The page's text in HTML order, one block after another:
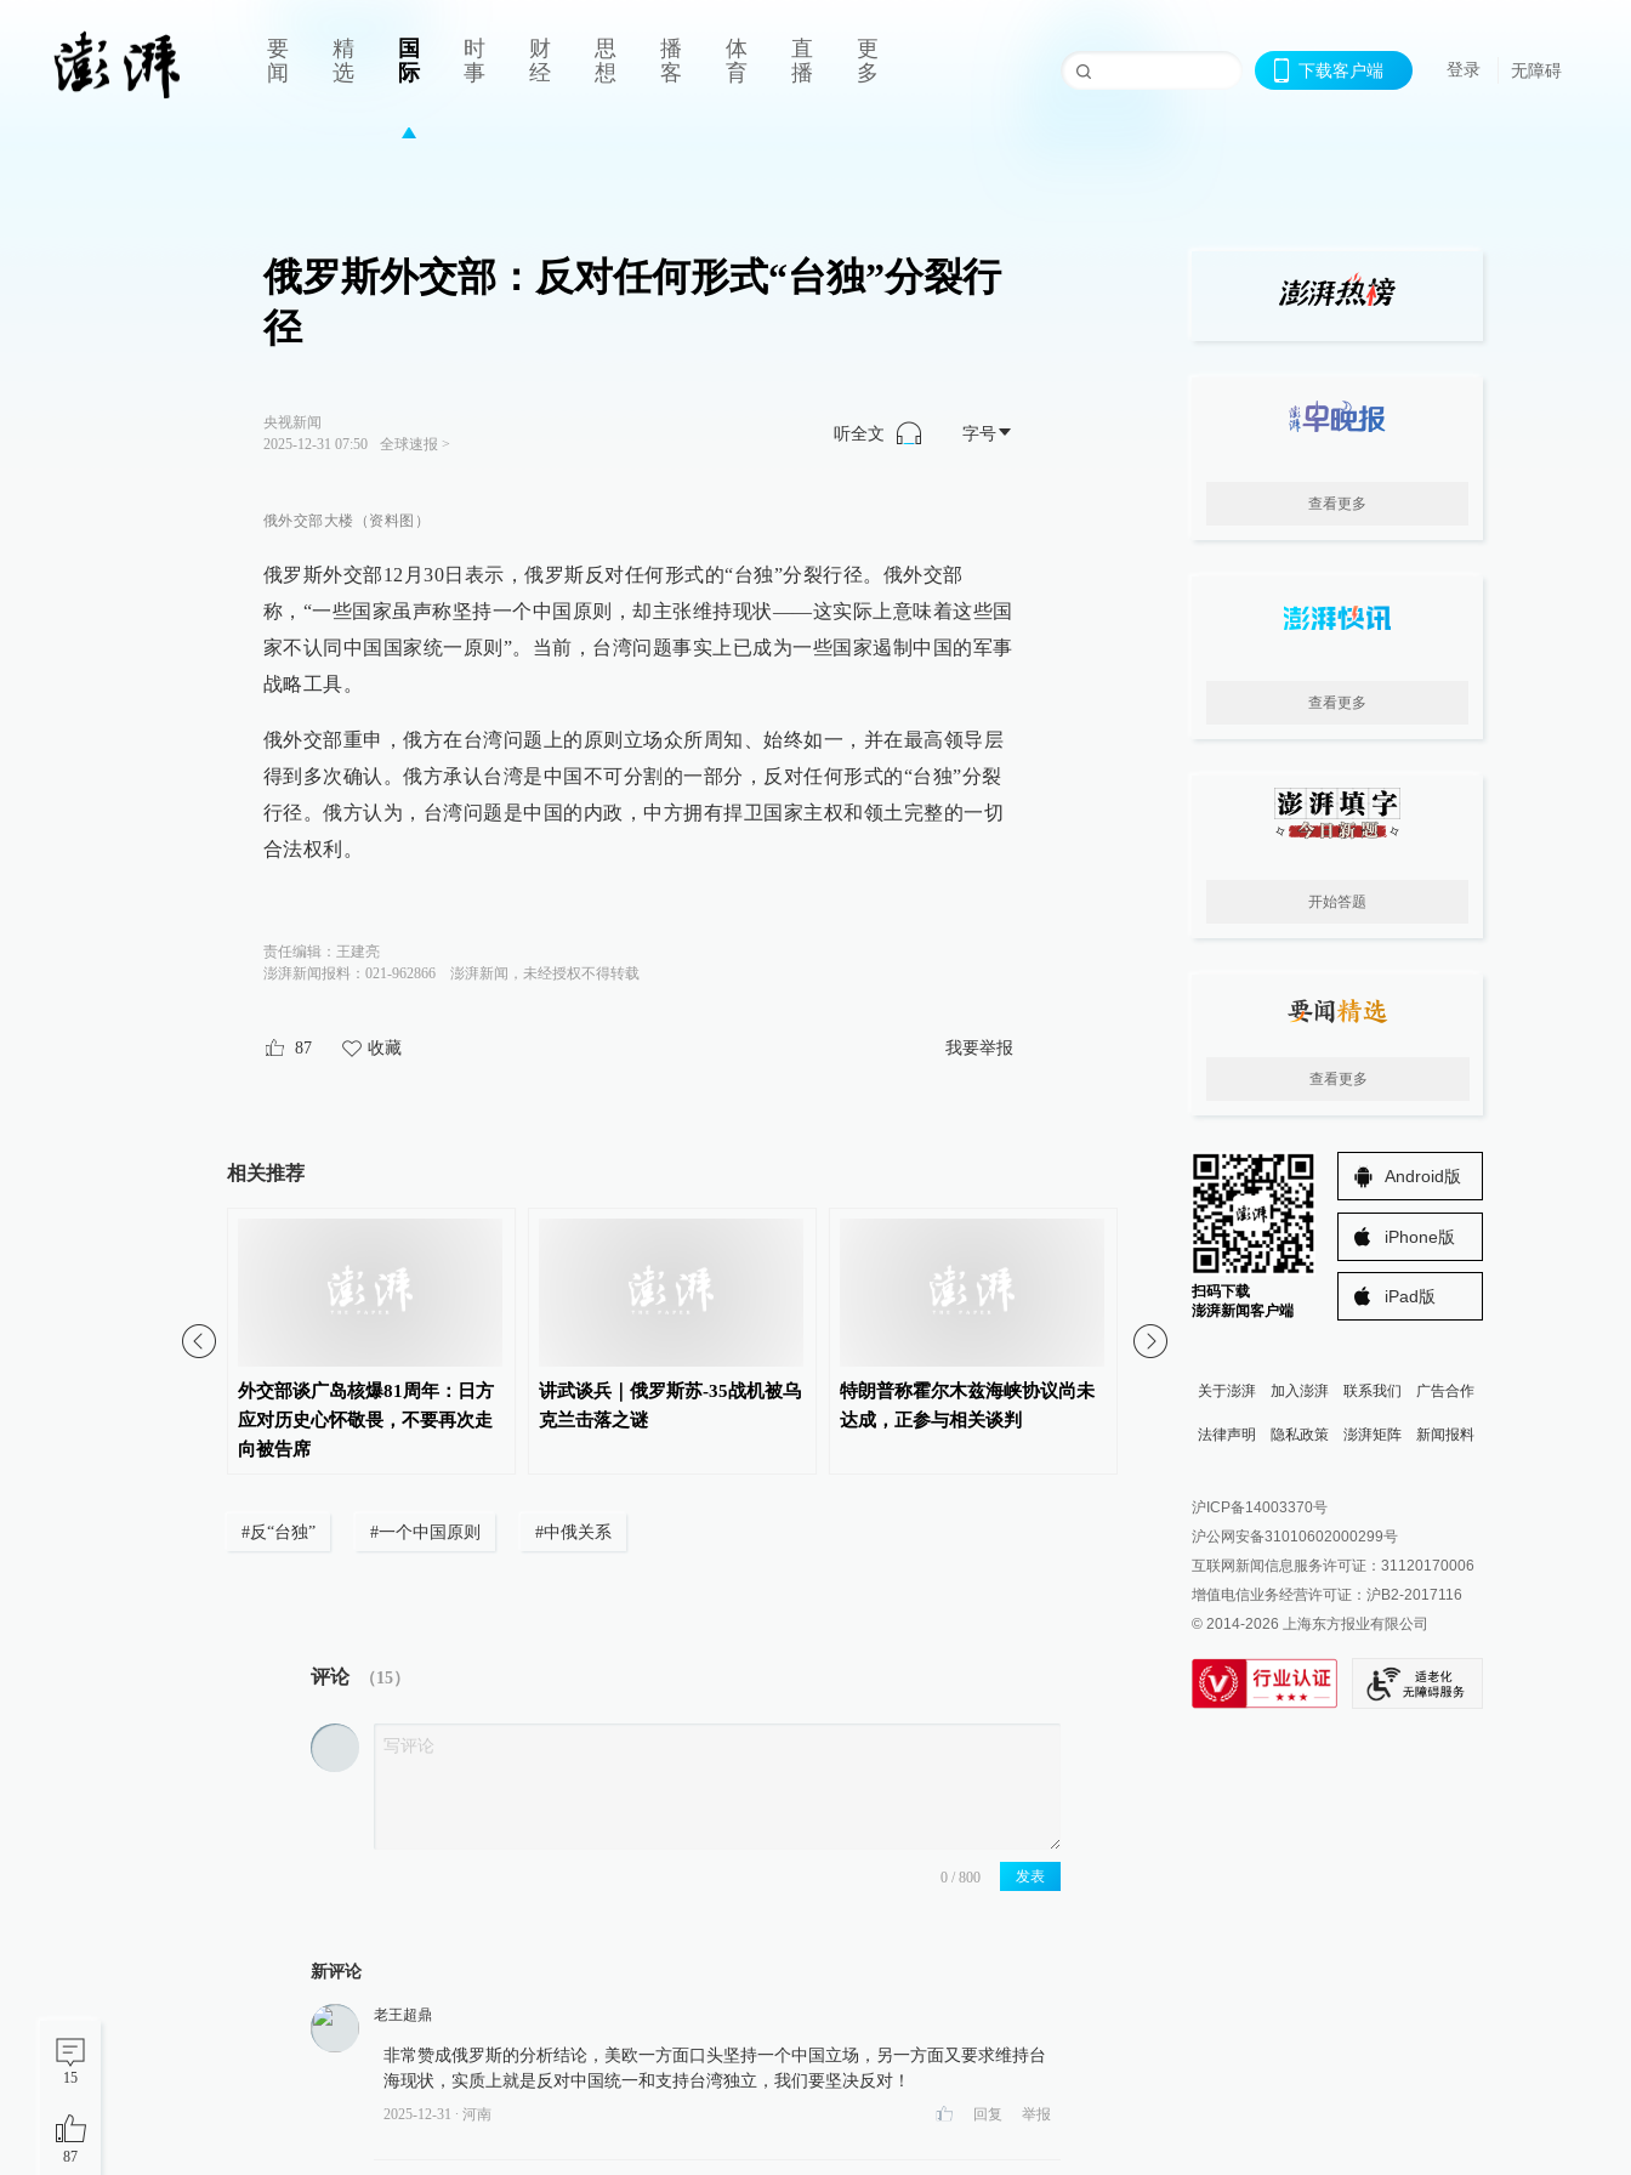
要
闻
精
选
国
际
时
事
财
经
思
想
播
客
体
育
直
播
更
多
下载客户端 登录 无障碍
15
87
俄罗斯外交部：反对任何形式“台独”分裂行
径
央视新闻
2025-12-31 07:50
全球速报 >
听全文 字号
俄外交部大楼（资料图）
俄罗斯外交部12月30日表示，俄罗斯反对任何形式的“台独”分裂行径。俄外交部
称，“一些国家虽声称坚持一个中国原则，却主张维持现状——这实际上意味着这些国
家不认同中国国家统一原则”。当前，台湾问题事实上已成为一些国家遏制中国的军事
战略工具。
俄外交部重申，俄方在台湾问题上的原则立场众所周知、始终如一，并在最高领导层
得到多次确认。俄方承认台湾是中国不可分割的一部分，反对任何形式的“台独”分裂
行径。俄方认为，台湾问题是中国的内政，中方拥有捍卫国家主权和领土完整的一切
合法权利。
责任编辑： 王建亮
澎湃新闻报料：021-962866
澎湃新闻，未经授权不得转载
87 收藏 我要举报
相关推荐
外交部谈广岛核爆81周年：日方
应对历史心怀敬畏，不要再次走
向被告席
讲武谈兵｜俄罗斯苏-35战机被乌
克兰击落之谜
特朗普称霍尔木兹海峡协议尚未
达成，正参与相关谈判
美国考虑推迟征收多晶硅相关产
外交部谈广岛核爆81周
#反“台独” #一个中国原则 #中俄关系
评论 （15）
发表
新评论
老王超鼎
非常赞成俄罗斯的分析结论，美欧一方面口头坚持一个中国立场，另一方面又要求维持台
海现状，实质上就是反对中国统一和支持台湾独立，我们要坚决反对！
2025-12-31 ∙ 河南 回复 举报
查看更多
查看更多
开始答题
查看更多
扫码下载
澎湃新闻客户端
Android版
iPhone版
iPad版
关于澎湃 加入澎湃 联系我们 广告合作
法律声明 隐私政策 澎湃矩阵
澎湃新闻公众号
澎湃新闻抖音号
派生万物开放平台
IP SHANGHAI
SIXTH TONE
新闻报料
报料邮箱: news@thepaper.cn
沪ICP备14003370号
沪公网安备31010602000299号
互联网新闻信息服务许可证：31120170006
增值电信业务经营许可证：沪B2-2017116
© 2014-2026 上海东方报业有限公司